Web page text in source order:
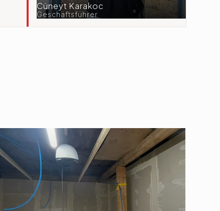
Cüneyt Karakoc
Geschäftsführer